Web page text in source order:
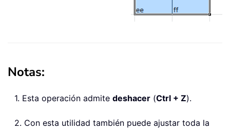
Notas:
1. Esta operación admite deshacer (Ctrl + Z).
2. Con esta utilidad también puede ajustar toda la